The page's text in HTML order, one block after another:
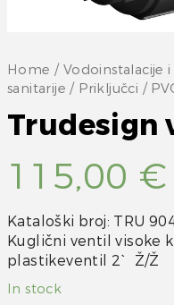
Home / Vodoinstalacije i
sanitarije / Priključci /
Trudesign
115,00 €
Kataloški broj: TRU
Kuglični ventil visoke
plastikeventil 2` Ž/Ž
In stock